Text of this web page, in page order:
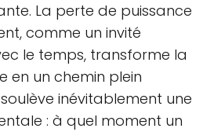
La perte de puissance
comme un invité
le temps, transforme la
en un chemin plein
inévitablement une
: à quel moment un